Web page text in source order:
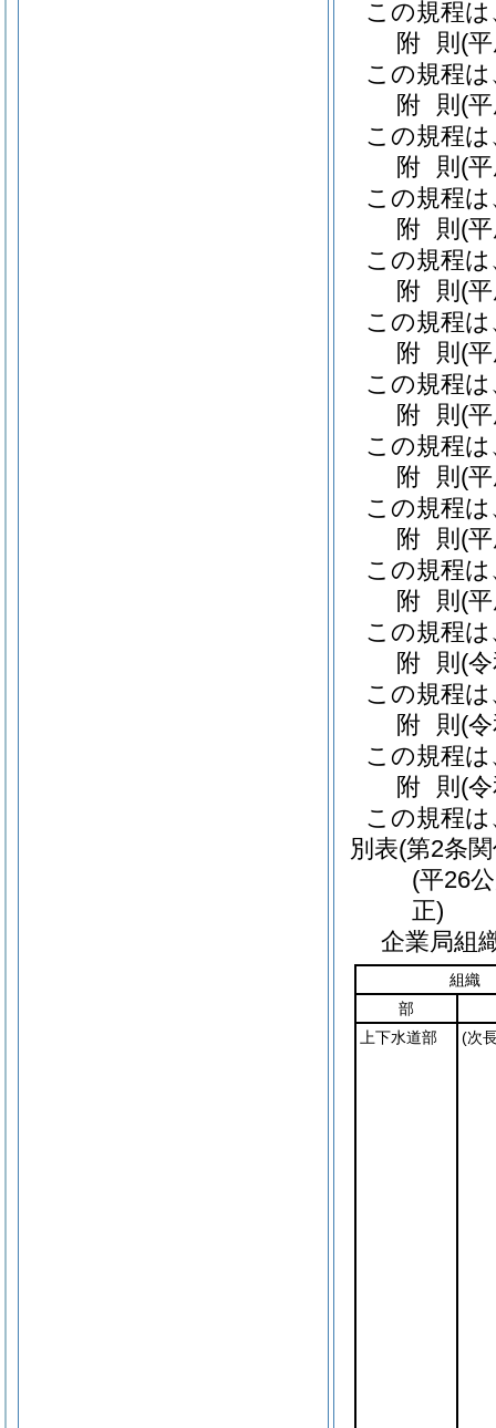
この規程
附 則 (
この規程
附 則 (
この規程
附 則 (
この規程
附 則 (
この規程
附 則 (
この規程
附 則 (
この規程
附 則 (
この規程
附 則 (
この規程
附 則 (
この規程
附 則 (
この規程
附 則 (
この規程
附 則 (
この規程
附 則 (
この規程
別表(第2条
(平26
正)
企業局組
組織
部
上下水道部
(次